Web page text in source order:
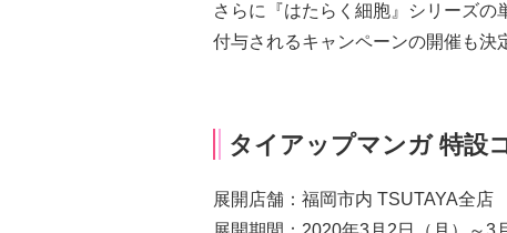
さらに『はたらく細胞』シリーズ
付与されるキャンペーンの開催も決
タイアップマンガ 特設
展開店舗：福岡市内 TSUTAYA全店